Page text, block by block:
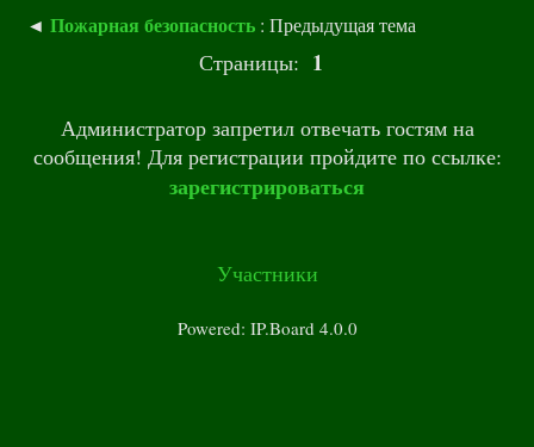
◄Пожарная безопасность : Предыдущая тема
Страницы: 1
Администратор запретил отвечать гостям на
сообщения! Для регистрации пройдите по ссылке:
зарегистрироваться
Участники
Powered: IP.Board 4.0.0